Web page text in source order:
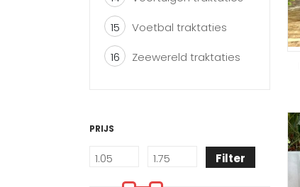
15
Voetbal traktaties
16
Zeewereld traktaties
PRIJS
Filter